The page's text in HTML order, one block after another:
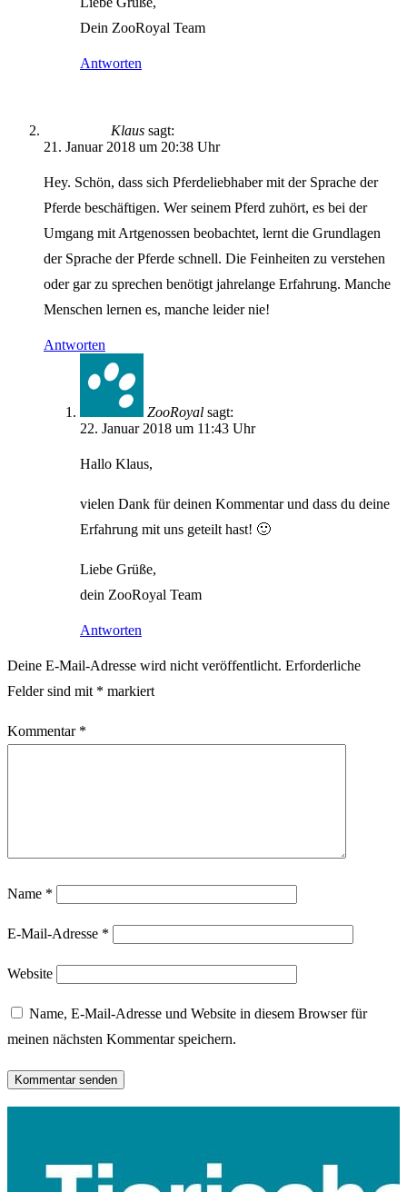
Dein ZooRoyal Team
Antworten
Klaus sagt:
21. Januar 2018 um 20:38 Uhr
Hey. Schön, dass sich Pferdeliebhaber mit der Sprache der
Pferde beschäftigen. Wer seinem Pferd zuhört, es bei der
Umgang mit Artgenossen beobachtet, lernt die Grundlagen
der Sprache der Pferde schnell. Die Feinheiten zu verstehen
oder gar zu sprechen benötigt jahrelange Erfahrung. Manche
Menschen lernen es, manche leider nie!
Antworten
ZooRoyal sagt:
22. Januar 2018 um 11:43 Uhr
Hallo Klaus,
vielen Dank für deinen Kommentar und dass du deine
Erfahrung mit uns geteilt hast! 🙂
Liebe Grüße,
dein ZooRoyal Team
Antworten
Deine E-Mail-Adresse wird nicht veröffentlicht. Erforderliche
Felder sind mit * markiert
Kommentar *
Name *
E-Mail-Adresse *
Website
Name, E-Mail-Adresse und Website in diesem Browser für
meinen nächsten Kommentar speichern.